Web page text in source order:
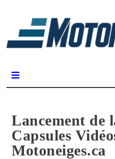
Lancement de
Capsules
Motoneiges.ca